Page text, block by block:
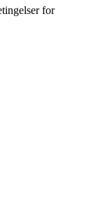
for